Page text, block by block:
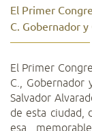
El Primer
C. Gobernador
El Primer
C., Gobernador
Salvador
de esta ciudad,
esa